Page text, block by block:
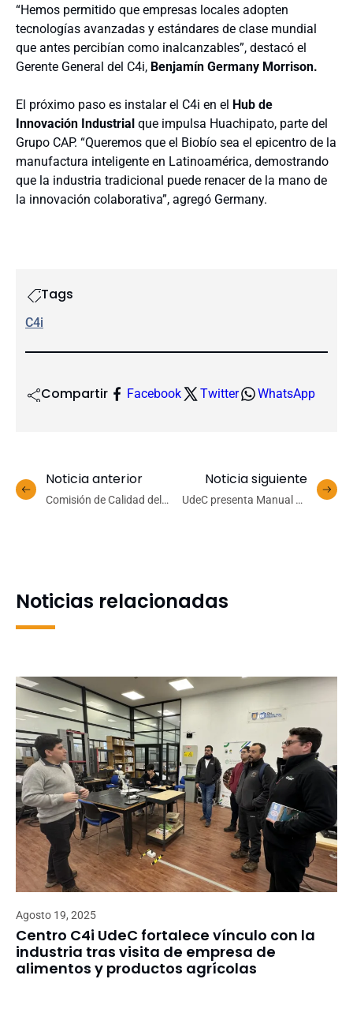
“Hemos permitido que empresas locales adopten
tecnologías avanzadas y estándares de clase mundial
que antes percibían como inalcanzables”, destacó el
Gerente General del C4i, Benjamín Germany Morrison.
El próximo paso es instalar el C4i en el Hub de
Innovación Industrial que impulsa Huachipato, parte del
Grupo CAP. “Queremos que el Biobío sea el epicentro de la
manufactura inteligente en Latinoamérica, demostrando
que la industria tradicional puede renacer de la mano de
la innovación colaborativa”, agregó Germany.
Tags
C4i
Compartir Facebook Twitter WhatsApp
Noticia anterior
Comisión de Calidad del
Noticia siguiente
UdeC presenta Manual de
Noticias relacionadas
Agosto 19, 2025
Centro C4i UdeC fortalece vínculo con la
industria tras visita de empresa de
alimentos y productos agrícolas